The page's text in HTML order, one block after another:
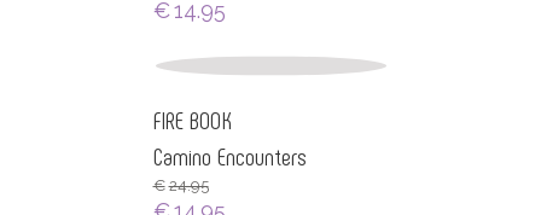
€14.95
FIRE BOOK
Camino Encounters
€ 24.95